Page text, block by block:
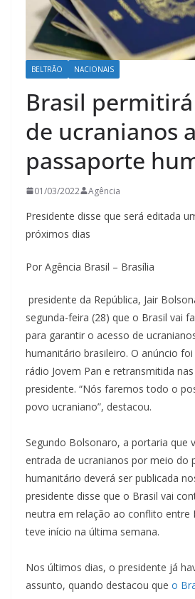
BELTRÃO NACIONAIS
Brasil permitirá
de ucranianos a
passaporte
01/03/2022 Agência
Presidente disse que será editada
próximos dias
Por Agência Brasil – Brasília
presidente da República, Jair
segunda-feira (28) que o Brasil vai
para garantir o acesso de
humanitário brasileiro. O anúncio
rádio Jovem Pan e retransmitida
presidente. “Nós faremos todo o
povo ucraniano”, destacou.
Segundo Bolsonaro, a portaria que
entrada de ucranianos por meio do
humanitário deverá ser publicada
presidente disse que o Brasil vai
neutra em relação ao conflito entre
teve início na última semana.
Nos últimos dias, o presidente já
assunto, quando destacou que o